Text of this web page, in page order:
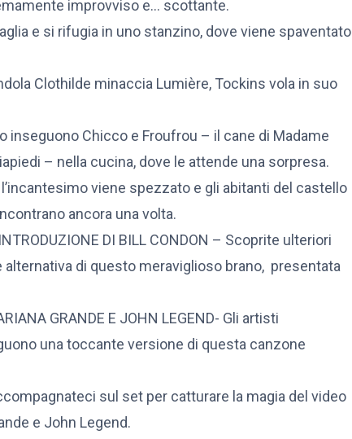
improvviso e… scottante.
e si rifugia in uno stanzino, dove viene spaventato
Clothilde minaccia Lumière, Tockins vola in suo
Chicco e Froufrou – il cane di Madame
– nella cucina, dove le attende una sorpresa.
viene spezzato e gli abitanti del castello
ancora una volta.
DI BILL CONDON – Scoprite ulteriori
alternativa di questo meraviglioso brano, presentata
GRANDE E JOHN LEGEND- Gli artisti
una toccante versione di questa canzone
sul set per catturare la magia del video
e John Legend.